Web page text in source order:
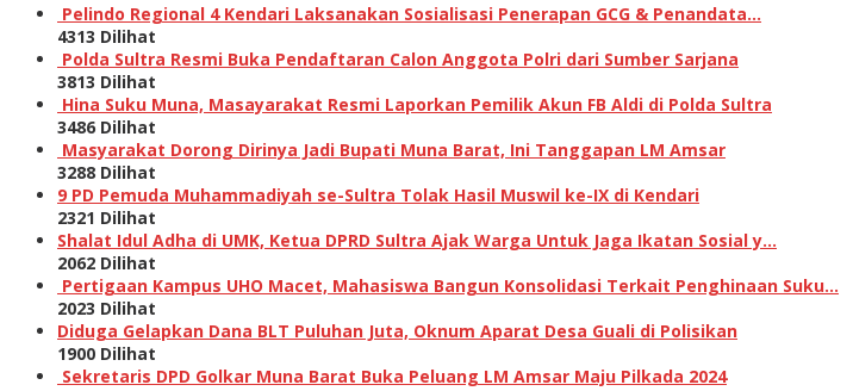
Pelindo Regional 4 Kendari Laksanakan Sosialisasi Penerapan GCG & Penandata…
4313 Dilihat
Polda Sultra Resmi Buka Pendaftaran Calon Anggota Polri dari Sumber Sarjana
3813 Dilihat
Hina Suku Muna, Masayarakat Resmi Laporkan Pemilik Akun FB Aldi di Polda Sultra
3486 Dilihat
Masyarakat Dorong Dirinya Jadi Bupati Muna Barat, Ini Tanggapan LM Amsar
3288 Dilihat
9 PD Pemuda Muhammadiyah se-Sultra Tolak Hasil Muswil ke-IX di Kendari
2321 Dilihat
Shalat Idul Adha di UMK, Ketua DPRD Sultra Ajak Warga Untuk Jaga Ikatan Sosial y…
2062 Dilihat
Pertigaan Kampus UHO Macet, Mahasiswa Bangun Konsolidasi Terkait Penghinaan Suku…
2023 Dilihat
Diduga Gelapkan Dana BLT Puluhan Juta, Oknum Aparat Desa Guali di Polisikan
1900 Dilihat
Sekretaris DPD Golkar Muna Barat Buka Peluang LM Amsar Maju Pilkada 2024